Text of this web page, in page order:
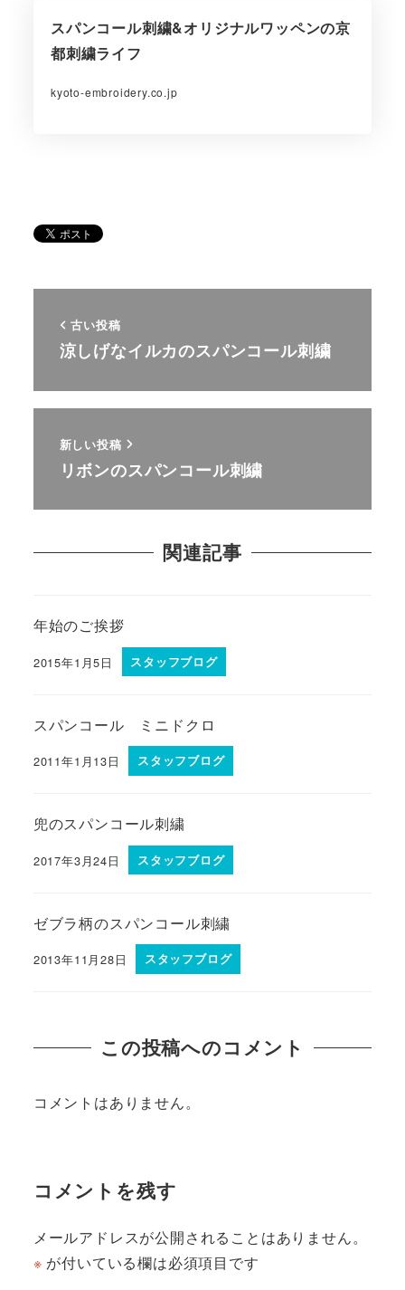
スパンコール刺繍&オリジナルワッペンの京
都刺繍ライフ
kyoto-embroidery.co.jp
古い投稿
涼しげなイルカのスパンコール刺繍
新しい投稿
リボンのスパンコール刺繍
関連記事
年始のご挨拶
2015年1月5日 スタッフブログ
スパンコール ミニドクロ
2011年1月13日 スタッフブログ
兜のスパンコール刺繍
2017年3月24日 スタッフブログ
ゼブラ柄のスパンコール刺繍
2013年11月28日 スタッフブログ
この投稿へのコメント
コメントはありません。
コメントを残す
メールアドレスが公開されることはありません。
※ が付いている欄は必須項目です